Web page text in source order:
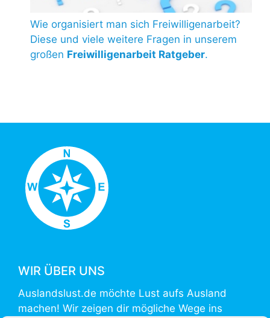
Wie organisiert man sich Freiwilligenarbeit?
Diese und viele weitere Fragen in unserem
großen Freiwilligenarbeit Ratgeber.
WIR ÜBER UNS
Auslandslust.de möchte Lust aufs Ausland
machen! Wir zeigen dir mögliche Wege ins